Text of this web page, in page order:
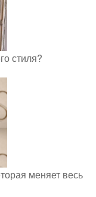
стиля?
меняет весь